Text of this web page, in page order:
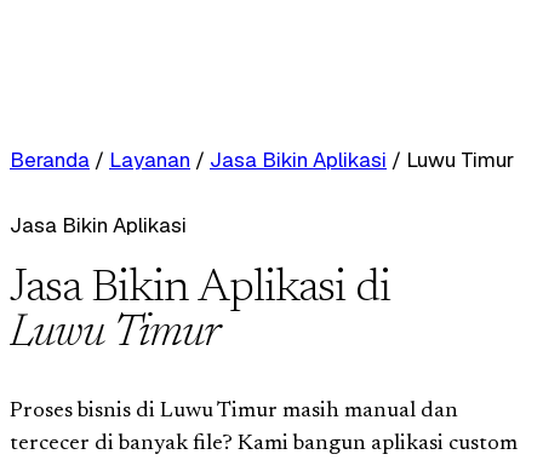
Beranda / Layanan / Jasa Bikin Aplikasi / Luwu Timur
Jasa Bikin Aplikasi
Jasa Bikin Aplikasi di
Luwu Timur
Proses bisnis di Luwu Timur masih manual dan
tercecer di banyak file? Kami bangun aplikasi custom